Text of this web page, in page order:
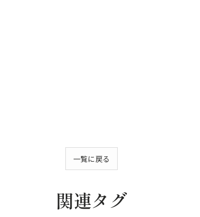
一覧に戻る
関連タグ